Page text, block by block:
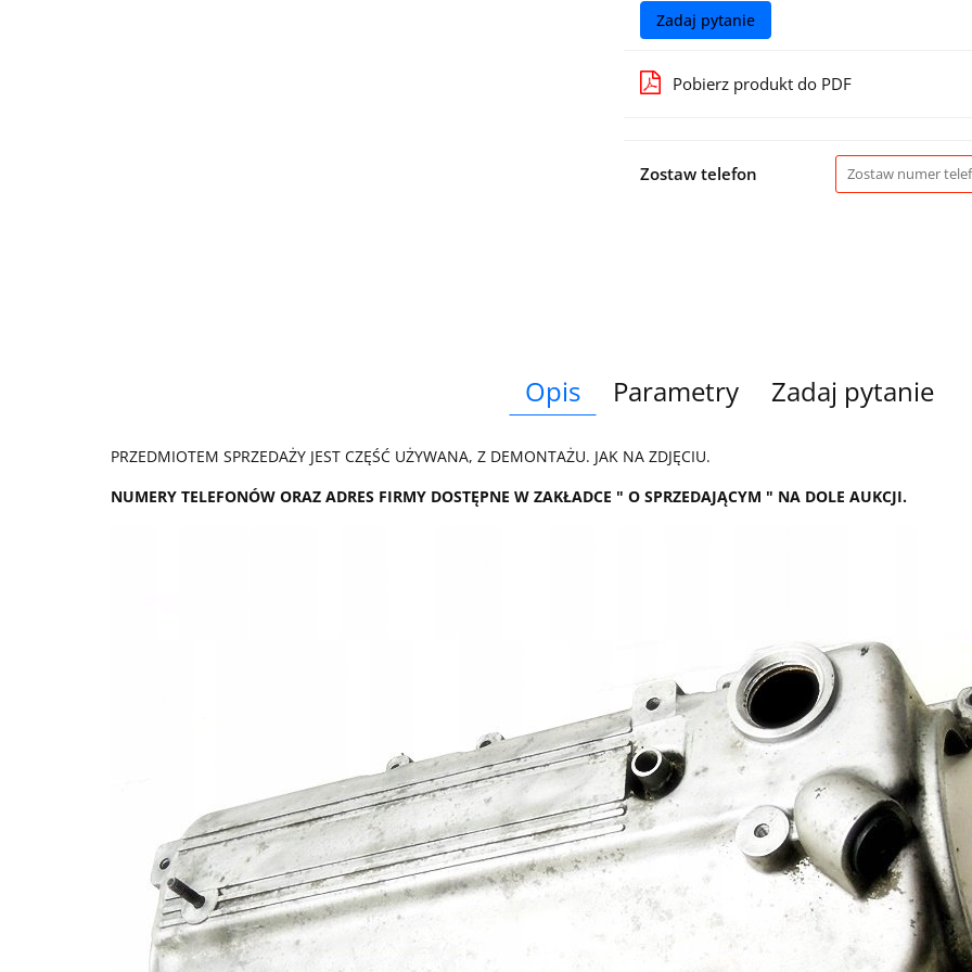
Zadaj pytanie
Pobierz produkt do PDF
Zostaw telefon
Opis Parametry Zadaj pytanie
PRZEDMIOTEM SPRZEDAŻY JEST CZĘŚĆ UŻYWANA, Z DEMONTAŻU. JAK NA ZDJĘCIU.
NUMERY TELEFONÓW ORAZ ADRES FIRMY DOSTĘPNE W ZAKŁADCE " O SPRZEDAJĄCYM " NA DOLE AUKCJI.